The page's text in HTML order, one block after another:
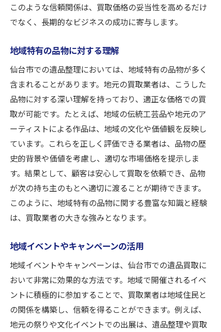
このような信頼関係は、買取価格の妥当性を高めるだけ
でなく、長期的なビジネスの成功に寄与します。
地域特有の品物に対する理解
仙台市での遺品整理においては、地域特有の品物が多く
含まれることがあります。地元の買取業者は、こうした
品物に対する深い理解を持っており、適正な価格での買
取が可能です。たとえば、地域の伝統工芸品や地元のア
ーティストによる作品は、地域の文化や価値観を反映し
ています。これらを正しく評価できる業者は、品物の歴
史的背景や価値を考慮し、適切な市場価格を提示しま
す。結果として、顧客は安心して買取を依頼でき、品物
が次の持ち主のもとへ適切に渡ることが期待できます。
このように、地域特有の品物に関する豊富な知識と経験
は、買取業者の大きな強みとなります。
地域イベントやキャンペーンの活用
地域イベントやキャンペーンは、仙台市での遺品買取に
おいて非常に効果的な方法です。地域で開催されるイベ
ントに積極的に参加することで、買取業者は地域住民と
の関係を構築し、信頼を得ることができます。例えば、
地元の祭りや文化イベントでの出展は、遺品整理や買取